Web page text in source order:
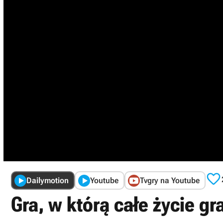
Dailymotion Youtube Tvgry na Youtube 
Gra, w którą całe życie